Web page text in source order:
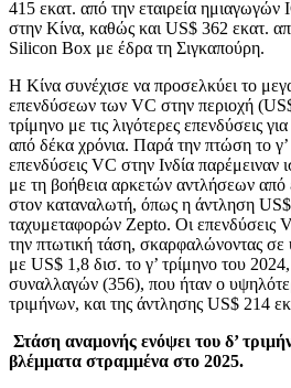
415 εκατ. από την εταιρεία
στην Κίνα, καθώς και US$ 362 εκατ.
Silicon Box με έδρα τη Σιγκαπούρη.
Η Κίνα συνέχισε να προσελκύει το
επενδύσεων των VC στην περιοχή
τρίμηνο με τις λιγότερες επενδύσεις
από δέκα χρόνια. Παρά την πτώση το γ’
επενδύσεις VC στην Ινδία παρέμειναν
με τη βοήθεια αρκετών αντλήσεων από
στον καταναλωτή, όπως η άντληση US$
ταχυμεταφορών Zepto. Οι επενδύσεις
την πτωτική τάση, σκαρφαλώνοντας
με US$ 1,8 δισ. το γ’ τρίμηνο του
συναλλαγών (356), που ήταν ο
τριμήνων, και της άντλησης US$ 214
Στάση αναμονής ενόψει του δ’
βλέμματα στραμμένα στο 2025.